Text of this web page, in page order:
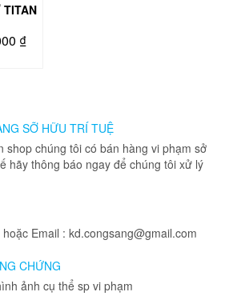
TITAN
₫Khoảng
290,000 ₫
SỠ HỮU TRÍ TUỆ
shop chúng tôi có bán hàng vi phạm sở
hãy thông báo ngay để chúng tôi xử lý
Email : kd.congsang@gmail.com
CHỨNG
ảnh cụ thể sp vi phạm